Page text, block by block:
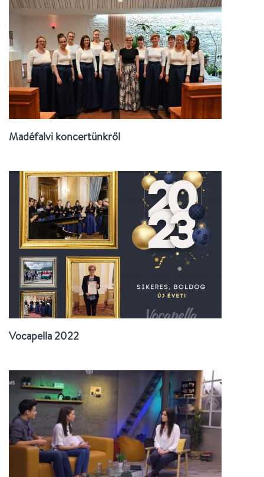
Madéfalvi koncertünkről
Vocapella 2022